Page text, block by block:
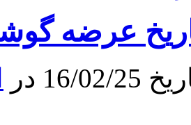
ال
جی
G5
آمریکای
لاتین
در